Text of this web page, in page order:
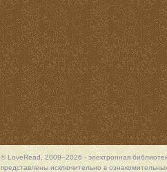
© LoveRead, 2009–2026 - электронная
представлены исключительно в